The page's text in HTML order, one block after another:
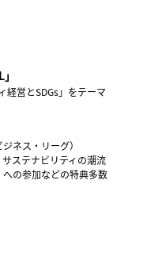
経営とSDGs」をテーマ
ネス・リーグ）
ステナビリティの潮流
の参加などの特典多数